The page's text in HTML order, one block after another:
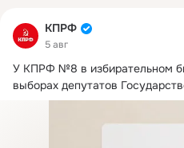
КПРФ
5 авг
У КПРФ №8 в избирательном
выборах депутатов